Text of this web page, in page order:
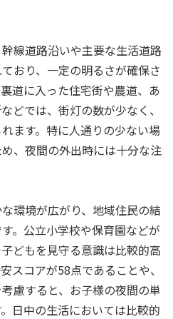
線道路沿いや主要な生活道路
おり、一定の明るさが確保さ
道に入った住宅街や農道、あ
どでは、街灯の数が少なく、
ます。特に人通りの少ない場
、夜間の外出時には十分な注
環境が広がり、地域住民の結
。公立小学校や保育園などが
どもを見守る意識は比較的高
スコアが58点であることや、
慮すると、お子様の夜間の単
日中の生活においては比較的